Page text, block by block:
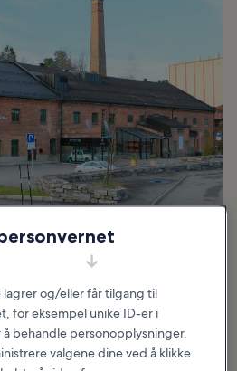
SA 4.0) retusjert
gjort mye for å friste besøkende i
vitensenterne var det flotteste
lagrer og/eller får tilgang til
for eksempel unike ID-er i
behandle personopplysninger.
valgene dine ved å klikke